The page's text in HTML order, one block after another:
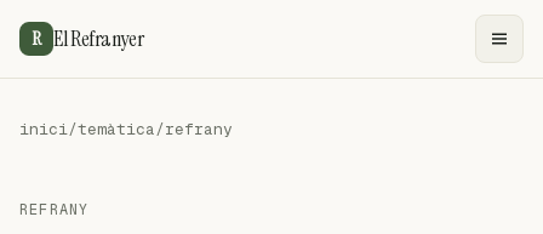
R El Refranyer
inici/temàtica/refrany
REFRANY